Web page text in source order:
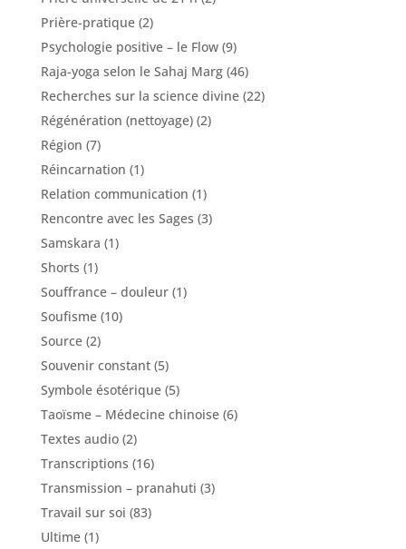
Prière-pratique(2)
Psychologie positive – le Flow(9)
Raja-yoga selon le Sahaj Marg(46)
Recherches sur la science divine(22)
Régénération (nettoyage)(2)
Région (7)
Réincarnation (1)
Relation communication (1)
Rencontre avec les Sages (3)
Samskara (1)
Shorts (1)
Souffrance – douleur(1)
Soufisme(10)
Source(2)
Souvenir constant(5)
Symbole ésotérique(5)
Taoïsme – Médecine chinoise(6)
Textes audio(2)
Transcriptions (16)
Transmission – pranahuti (3)
Travail sur soi (83)
Ultime(1)